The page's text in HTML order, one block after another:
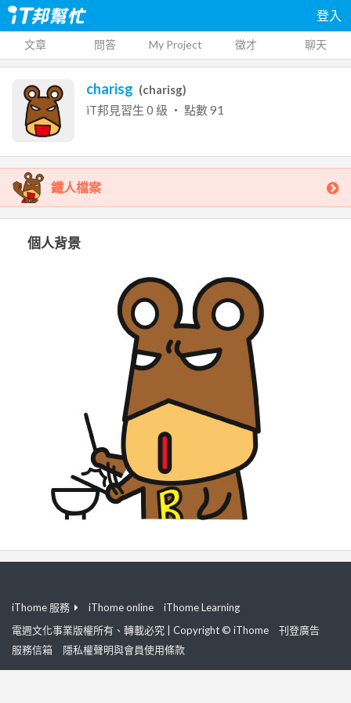
登入
文章 問答 My Project 徵才 聊天
charisg (charisg)
iT邦見習生 0 級 ‧ 點數91
鐵人檔案
個人背景
iThome 服務 iThome online
iThome Learning
電週文化事業版權所有、轉載必究 | Copyright © iThome
刊登廣告
服務信箱
隱私權聲明與會員使用條款